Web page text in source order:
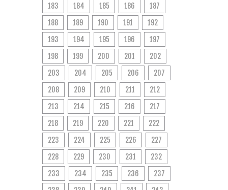
183
184 185 186
187
188
189 190 191
192
193
194 195 196
197
198
199 200 201
202
203
204 205 206
207
208
209 210 211
212
213
214 215 216
217
218
219 220 221
222
223
224 225 226
227
228
229 230 231
232
233
234 235 236
237